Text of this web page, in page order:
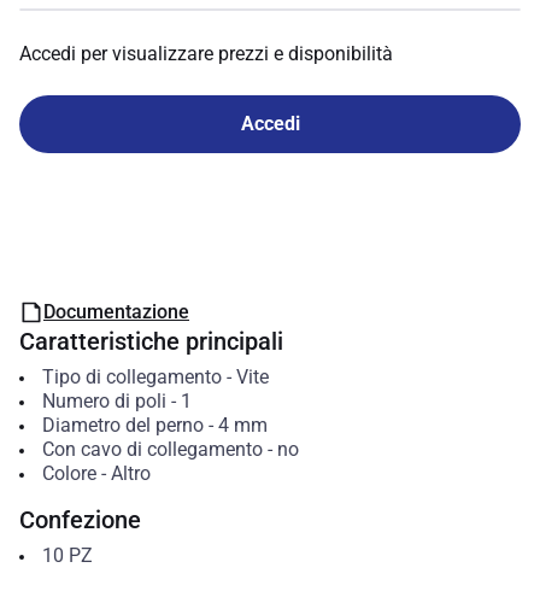
Accedi per visualizzare prezzi e disponibilità
Accedi
Documentazione
Caratteristiche principali
Tipo di collegamento- Vite
Numero di poli - 1
Diametro del perno- 4 mm
Con cavo di collegamento- no
Colore- Altro
Confezione
10 PZ